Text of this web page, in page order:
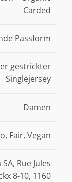
Carded
Passform
gestrickter
Singlejersey
Damen
Fair, Vegan
Rue Jules
8-10, 1160